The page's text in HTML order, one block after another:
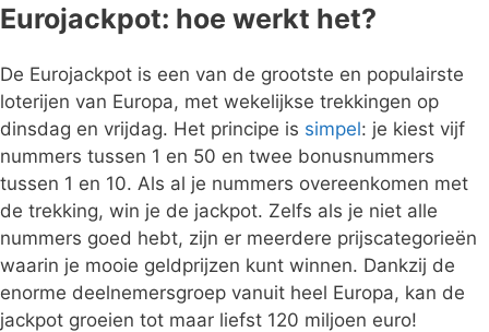
Eurojackpot: hoe werkt het?
De Eurojackpot is een van de grootste en populairste
loterijen van Europa, met wekelijkse trekkingen op
dinsdag en vrijdag. Het principe is simpel: je kiest vijf
nummers tussen 1 en 50 en twee bonusnummers
tussen 1 en 10. Als al je nummers overeenkomen met
de trekking, win je de jackpot. Zelfs als je niet alle
nummers goed hebt, zijn er meerdere prijscategorieën
waarin je mooie geldprijzen kunt winnen. Dankzij de
enorme deelnemersgroep vanuit heel Europa, kan de
jackpot groeien tot maar liefst 120 miljoen euro!